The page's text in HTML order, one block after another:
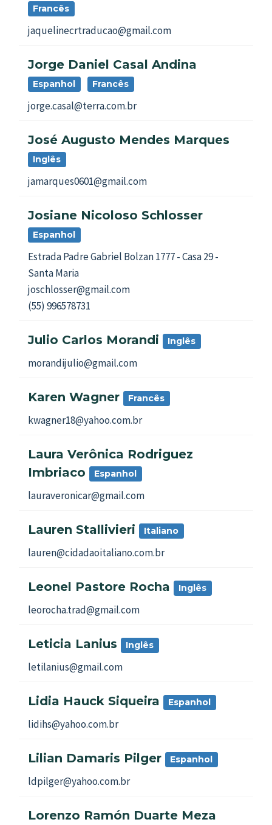
Francês
jaquelinecrtraducao@gmail.com
Jorge Daniel Casal Andina
Espanhol Francês
jorge.casal@terra.com.br
José Augusto Mendes Marques
Inglês
jamarques0601@gmail.com
Josiane Nicoloso Schlosser
Espanhol
Estrada Padre Gabriel Bolzan 1777 - Casa 29 -
Santa Maria
joschlosser@gmail.com
(55) 996578731
Julio Carlos Morandi Inglês
morandijulio@gmail.com
Karen Wagner Francês
kwagner18@yahoo.com.br
Laura Verônica Rodriguez
Imbriaco
Espanhol
lauraveronicar@gmail.com
Lauren Stallivieri Italiano
lauren@cidadaoitaliano.com.br
Leonel Pastore Rocha Inglês
leorocha.trad@gmail.com
Leticia Lanius Inglês
letilanius@gmail.com
Lidia Hauck Siqueira Espanhol
lidihs@yahoo.com.br
Lilian Damaris Pilger Espanhol
ldpilger@yahoo.com.br
Lorenzo Ramón Duarte Meza